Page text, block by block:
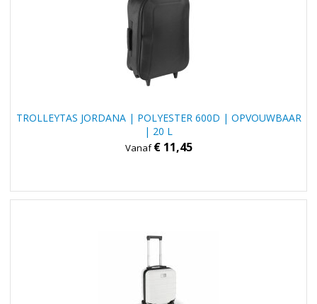
TROLLEYTAS JORDANA | POLYESTER 600D | OPVOUWBAAR
| 20 L
Vanaf€ 11,45